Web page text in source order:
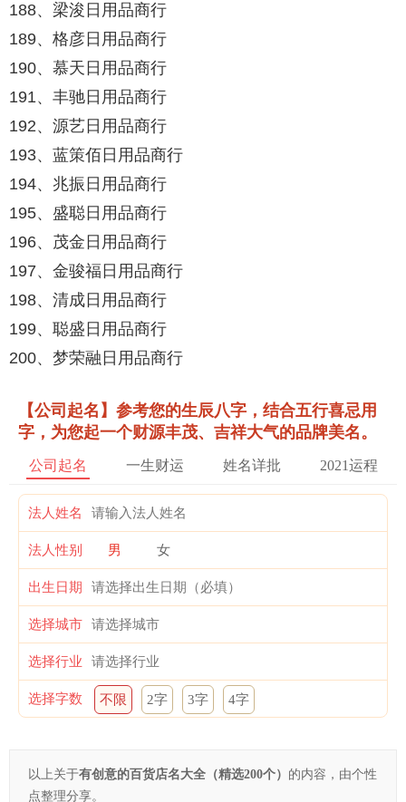
188、梁浚日用品商行
189、格彦日用品商行
190、慕天日用品商行
191、丰驰日用品商行
192、源艺日用品商行
193、蓝策佰日用品商行
194、兆振日用品商行
195、盛聪日用品商行
196、茂金日用品商行
197、金骏福日用品商行
198、清成日用品商行
199、聪盛日用品商行
200、梦荣融日用品商行
【公司起名】参考您的生辰八字，结合五行喜忌用
字，为您起一个财源丰茂、吉祥大气的品牌美名。
公司起名 一生财运 姓名详批 2021运程
法人姓名
法人性别 男 女
出生日期
选择城市
选择行业
选择字数 不限 2字 3字 4字
以上关于有创意的百货店名大全（精选200个） 的内容，由个性
点整理分享。